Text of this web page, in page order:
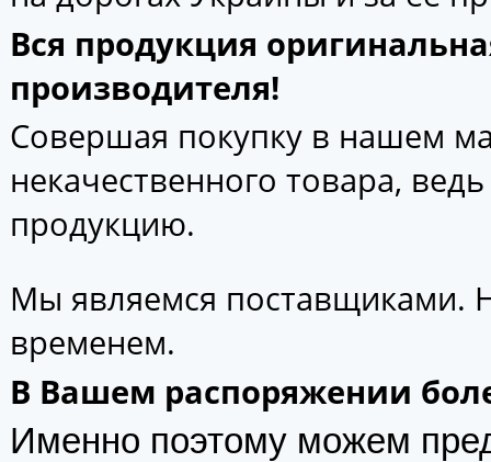
Вся продукция
производителя!
Совершая покупку в нашем
некачественного товара,
продукцию.
Мы являемся поставщиками.
временем.
В Вашем распоряжении
Именно поэтому можем